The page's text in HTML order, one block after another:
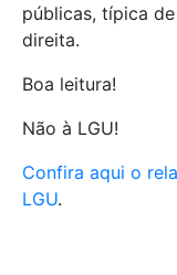
públicas, típica
direita.
Boa leitura!
Não à LGU!
Confira aqui o
LGU.